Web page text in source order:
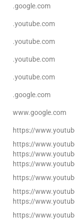
.google.com
.youtube.com
.youtube.com
.youtube.com
.youtube.com
.google.com
www.google.com
https://
https://
https://
https://
https://
https://
https://
https://